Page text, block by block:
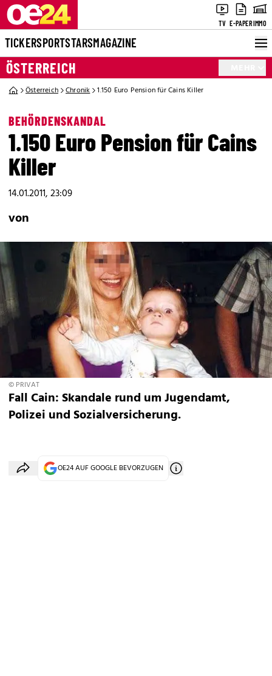
TV E-PAPERIMMO
TICKERSPORTSTARSMAGAZINE
ÖSTERREICH
Österreich Chronik 1.150 Euro Pension für Cains Killer
BEHÖRDENSKANDAL
1.150 Euro Pension für Cains
Killer
14.01.2011, 23:09
von
© PRIVAT
Fall Cain: Skandale rund um Jugendamt,
Polizei und Sozialversicherung.
OE24 AUF GOOGLE BEVORZUGEN